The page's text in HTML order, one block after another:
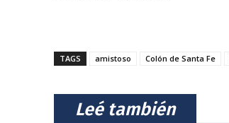
TAGS amistoso Colón de Santa Fe
⠀Leé también⠀